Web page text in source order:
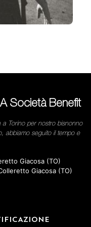
Società Benefit
a Torino per nostro bisnonno
abbiamo seguito il tempo e
Giacosa (TO)
Giacosa (TO)